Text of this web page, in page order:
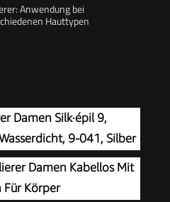
Anwendung bei
Hauttypen
Damen Silk·épil 9,
9-041, Silber
Damen Kabellos Mit
Für Körper